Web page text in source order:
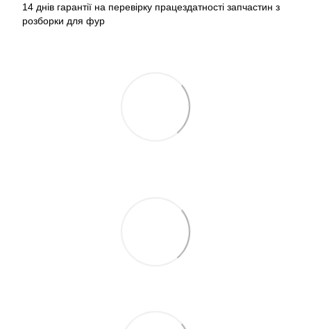
14 днів гарантії на перевірку працездатності запчастин з
розборки для фур